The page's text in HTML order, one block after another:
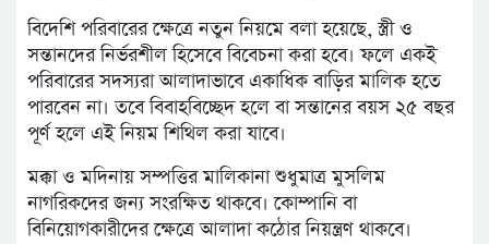
বিদেশি পরিবারের ক্ষেত্রে নতুন নিয়মে বলা হয়েছে, স্ত্রী ও
সন্তানদের নির্ভরশীল হিসেবে বিবেচনা করা হবে। ফলে একই
পরিবারের সদস্যরা আলাদাভাবে একাধিক বাড়ির মালিক হতে
পারবেন না। তবে বিবাহবিচ্ছেদ হলে বা সন্তানের বয়স ২৫ বছর
পূর্ণ হলে এই নিয়ম শিথিল করা যাবে।
মক্কা ও মদিনায় সম্পত্তির মালিকানা শুধুমাত্র মুসলিম
নাগরিকদের জন্য সংরক্ষিত থাকবে। কোম্পানি বা
বিনিয়োগকারীদের ক্ষেত্রে আলাদা কঠোর নিয়ন্ত্রণ থাকবে।